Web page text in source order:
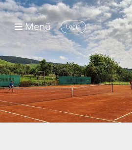
Login
Menü